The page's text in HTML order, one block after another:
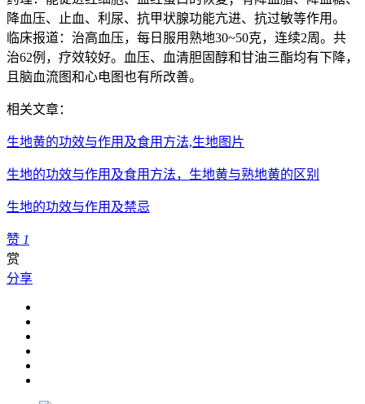
降血压、止血、利尿、抗甲状腺功能亢进、抗过敏等作用。
临床报道：治高血压，每日服用熟地30~50克，连续2周。共
治62例，疗效较好。血压、血清胆固醇和甘油三酯均有下降，
且脑血流图和心电图也有所改善。
相关文章：
生地黄的功效与作用及食用方法,生地图片
生地的功效与作用及食用方法，生地黄与熟地黄的区别
生地的功效与作用及禁忌
赞 1
赏
分享